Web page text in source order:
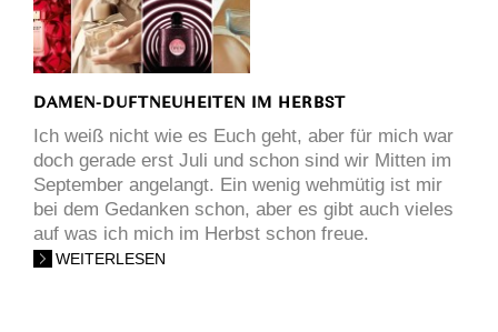
DAMEN-DUFTNEUHEITEN IM HERBST
Ich weiß nicht wie es Euch geht, aber für mich war
doch gerade erst Juli und schon sind wir Mitten im
September angelangt. Ein wenig wehmütig ist mir
bei dem Gedanken schon, aber es gibt auch vieles
auf was ich mich im Herbst schon freue.
WEITERLESEN